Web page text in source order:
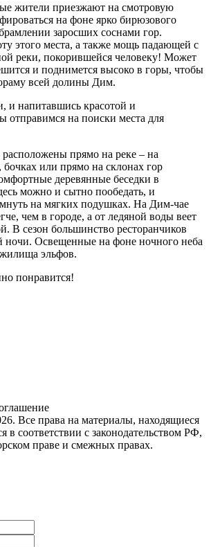
жители приезжают на смотровую
на фоне ярко бирюзового
заросших соснами гор.
этого места, а также мощь падающей с
реки, покорившейся человеку! Может
и поднимется высоко в горы, чтобы
всей долины Дим.
и напитавшись красотой и
отправимся на поиски места для
расположены прямо на реке – на
бочках или прямо на склонах гор
деревянные беседки в
можно и сытно пообедать, и
на мягких подушках. На Дим-чае
чем в городе, а от ледяной воды веет
В сезон большинство ресторанчиков
ночи. Освещенные на фоне ночного неба
эльфов.
понравится!
Все права на материалы, находящиеся
в соответствии с законодательством РФ,
праве и смежных правах.